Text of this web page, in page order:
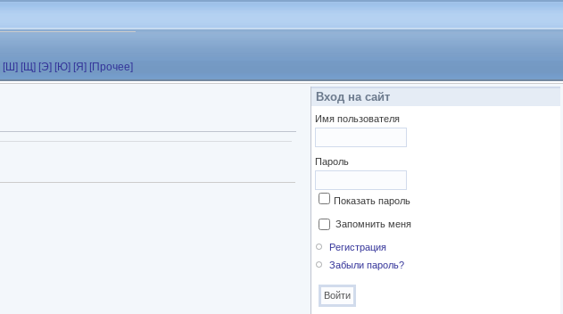
[Ш] [Щ] [Э] [Ю] [Я] [Прочее]
Вход на сайт
Имя пользователя
Пароль
Показать пароль
Запомнить меня
Регистрация
Забыли пароль?